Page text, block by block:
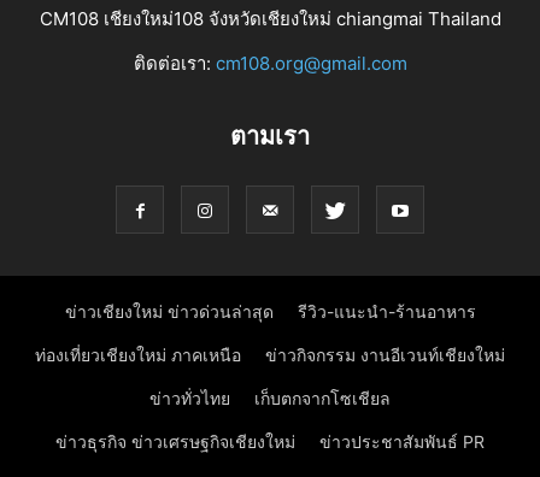
CM108 เชียงใหม่108 จังหวัดเชียงใหม่ chiangmai Thailand
ติดต่อเรา: cm108.org@gmail.com
ตามเรา
ข่าวเชียงใหม่ ข่าวด่วนล่าสุด รีวิว-แนะนำ-ร้านอาหาร
ท่องเที่ยวเชียงใหม่ ภาคเหนือ ข่าวกิจกรรม งานอีเวนท์เชียงใหม่
ข่าวทั่วไทย เก็บตกจากโซเชียล
ข่าวธุรกิจ ข่าวเศรษฐกิจเชียงใหม่ ข่าวประชาสัมพันธ์ PR